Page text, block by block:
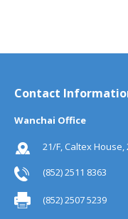
Contact
Wanchai Office
21/F, Caltex
(852) 2511 8363
(852) 2507 5239